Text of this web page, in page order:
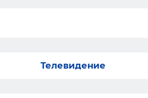
Телевидение